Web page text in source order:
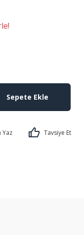
Sepete Ekle
Yaz Tavsiye Et